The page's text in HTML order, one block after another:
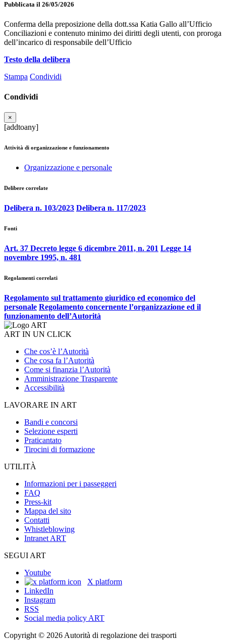
Pubblicata il 26/05/2026
Conferma della preposizione della dott.ssa Katia Gallo all’Ufficio
Conciliazioni e contenuto minimo dei diritti degli utenti, con proroga
dell’incarico di responsabile dell’Ufficio
Testo della delibera
Stampa Condividi
Condividi
×
[addtoany]
Attività di organizzazione e funzionamento
Organizzazione e personale
Delibere correlate
Delibera n. 103/2023 Delibera n. 117/2023
Fonti
Art. 37 Decreto legge 6 dicembre 2011, n. 201 Legge 14
novembre 1995, n. 481
Regolamenti correlati
Regolamento sul trattamento giuridico ed economico del
personale Regolamento concernente l’organizzazione ed il
funzionamento dell’Autorità
ART IN UN CLICK
Che cos’è l’Autorità
Che cosa fa l’Autorità
Come si finanzia l’Autorità
Amministrazione Trasparente
Accessibilità
LAVORARE IN ART
Bandi e concorsi
Selezione esperti
Praticantato
Tirocini di formazione
UTILITÀ
Informazioni per i passeggeri
FAQ
Press-kit
Mappa del sito
Contatti
Whistleblowing
Intranet ART
SEGUI ART
Youtube
X platform
LinkedIn
Instagram
RSS
Social media policy ART
Copyright © 2026 Autorità di regolazione dei trasporti